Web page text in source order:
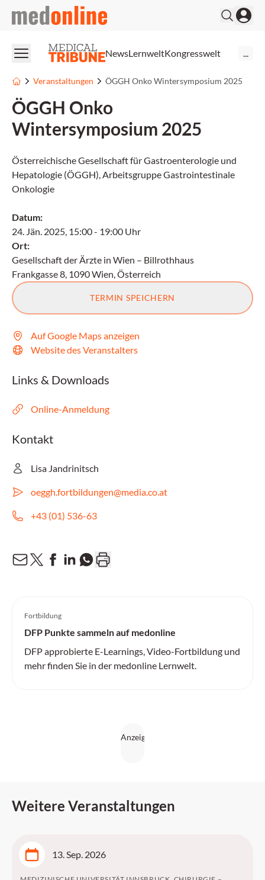
medonline
NewsLernweltKongresswelt
Veranstaltungen ÖGGH Onko Wintersymposium 2025
ÖGGH Onko
Wintersymposium 2025
Österreichische Gesellschaft für Gastroenterologie und
Hepatologie (ÖGGH), Arbeitsgruppe Gastrointestinale
Onkologie
Datum:
24. Jän. 2025, 15:00- 19:00 Uhr
Ort:
Gesellschaft der Ärzte in Wien – Billrothhaus
Frankgasse 8, 1090 Wien, Österreich
TERMIN SPEICHERN
Auf Google Maps anzeigen
Website des Veranstalters
Links & Downloads
Online-Anmeldung
Kontakt
Lisa Jandrinitsch
oeggh.fortbildungen@media.co.at
+43 (01) 536-63
Fortbildung
DFP Punkte sammeln auf medonline
DFP approbierte E-Learnings, Video-Fortbildung und
mehr finden Sie in der medonline Lernwelt.
Weitere Veranstaltungen
13. Sep. 2026